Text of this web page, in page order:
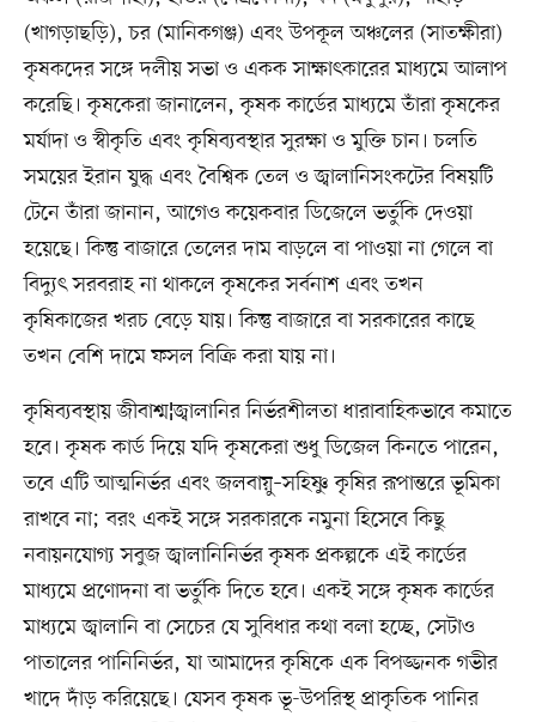
(খাগড়াছড়ি), চর (মানিকগঞ্জ) এবং উপকূল অঞ্চলের (সাতক্ষীরা)
কৃষকদের সঙ্গে দলীয় সভা ও একক সাক্ষাৎকারের মাধ্যমে আলাপ
করেছি। কৃষকেরা জানালেন, কৃষক কার্ডের মাধ্যমে তাঁরা কৃষকের
মর্যাদা ও স্বীকৃতি এবং কৃষিব্যবস্থার সুরক্ষা ও মুক্তি চান। চলতি
সময়ের ইরান যুদ্ধ এবং বৈশ্বিক তেল ও জ্বালানিসংকটের বিষয়টি
টেনে তাঁরা জানান, আগেও কয়েকবার ডিজেলে ভর্তুকি দেওয়া
হয়েছে। কিন্তু বাজারে তেলের দাম বাড়লে বা পাওয়া না গেলে বা
বিদ্যুৎ সরবরাহ না থাকলে কৃষকের সর্বনাশ এবং তখন
কৃষিকাজের খরচ বেড়ে যায়। কিন্তু বাজারে বা সরকারের কাছে
তখন বেশি দামে ফসল বিক্রি করা যায় না।
কৃষিব্যবস্থায় জীবাশ্ম¦জ্বালানির নির্ভরশীলতা ধারাবাহিকভাবে কমাতে
হবে। কৃষক কার্ড দিয়ে যদি কৃষকেরা শুধু ডিজেল কিনতে পারেন,
তবে এটি আত্মনির্ভর এবং জলবায়ু–সহিষ্ণু কৃষির রূপান্তরে ভূমিকা
রাখবে না; বরং একই সঙ্গে সরকারকে নমুনা হিসেবে কিছু
নবায়নযোগ্য সবুজ জ্বালানিনির্ভর কৃষক প্রকল্পকে এই কার্ডের
মাধ্যমে প্রণোদনা বা ভর্তুকি দিতে হবে। একই সঙ্গে কৃষক কার্ডের
মাধ্যমে জ্বালানি বা সেচের যে সুবিধার কথা বলা হচ্ছে, সেটাও
পাতালের পানিনির্ভর, যা আমাদের কৃষিকে এক বিপজ্জনক গভীর
খাদে দাঁড় করিয়েছে। যেসব কৃষক ভূ-উপরিস্থ প্রাকৃতিক পানির